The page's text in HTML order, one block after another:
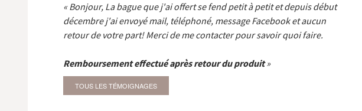
Bonjour, La bague que j'ai offert se fend petit à petit et depuis début
décembre j'ai envoyé mail, téléphoné, message Facebook et aucun
retour de votre part! Merci de me contacter pour savoir quoi faire.
Remboursement effectué après retour du produit
TOUS LES TÉMOIGNAGES